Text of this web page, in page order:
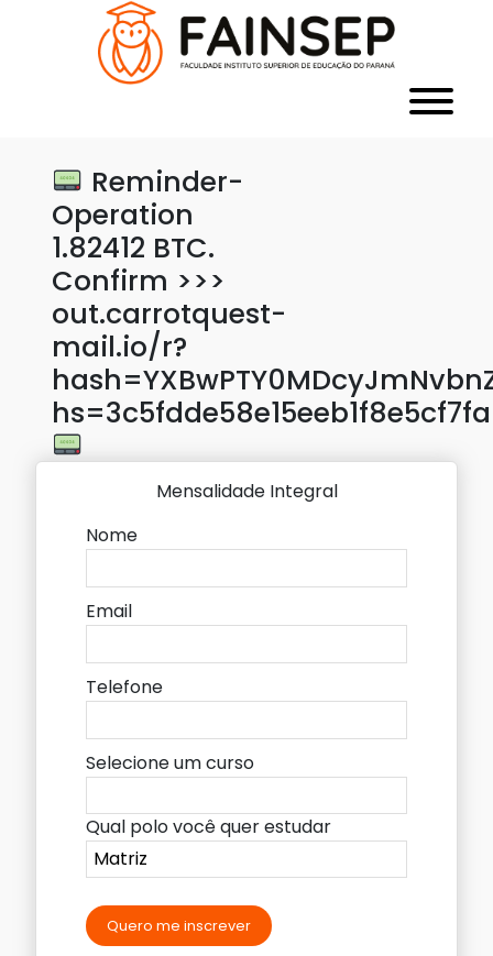
Reminder-
Operation
1.82412 BTC.
Confirm >>>
out.carrotquest-
mail.io/r?
Mensalidade Integral
Nome
Email
Telefone
Selecione um curso
Qual polo você quer estudar
Quero me inscrever